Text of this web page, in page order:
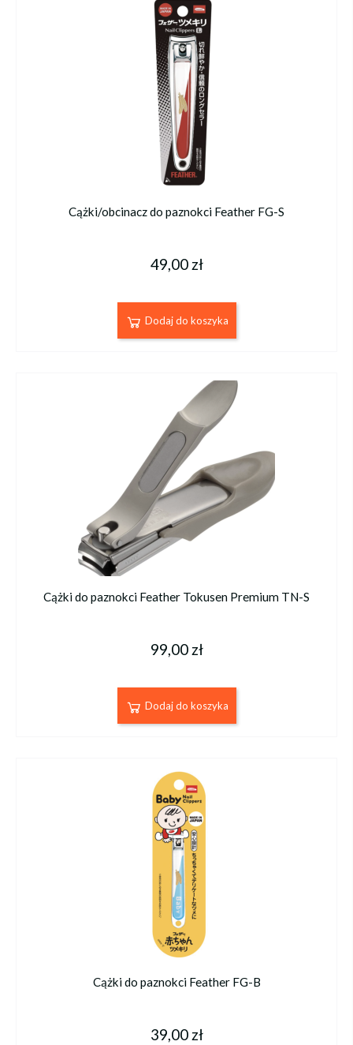
Cążki/obcinacz do paznokci Feather FG-S
49,00 zł
Dodaj do koszyka
Cążki do paznokci Feather Tokusen Premium TN-S
99,00 zł
Dodaj do koszyka
Cążki do paznokci Feather FG-B
39,00 zł